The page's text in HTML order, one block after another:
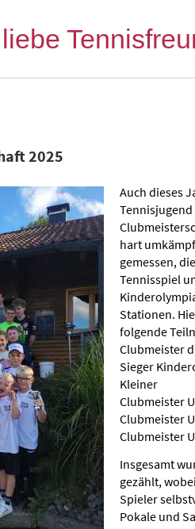
2025
Auch dieses
hart
gemessen,
Tennisspiel
Stationen.
folgende
Clubmeister
Sieger
Kleiner
Clubmeister
Clubmeister
Clubmeister
Insgesamt
gezählt,
Spieler
Pokale und